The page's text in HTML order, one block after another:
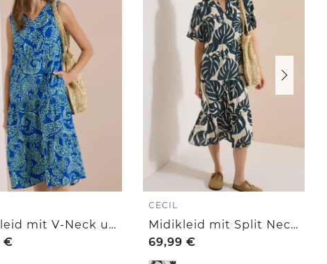
Midikleid mit V-Neck und Print
€
CECIL
Midikleid mit Split Neck und Print
69,99 €